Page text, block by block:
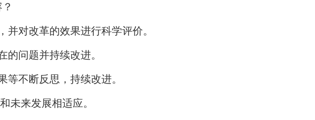
对改革的效果进行科学评价。
的问题并持续改进。
不断反思，持续改进。
未来发展相适应。